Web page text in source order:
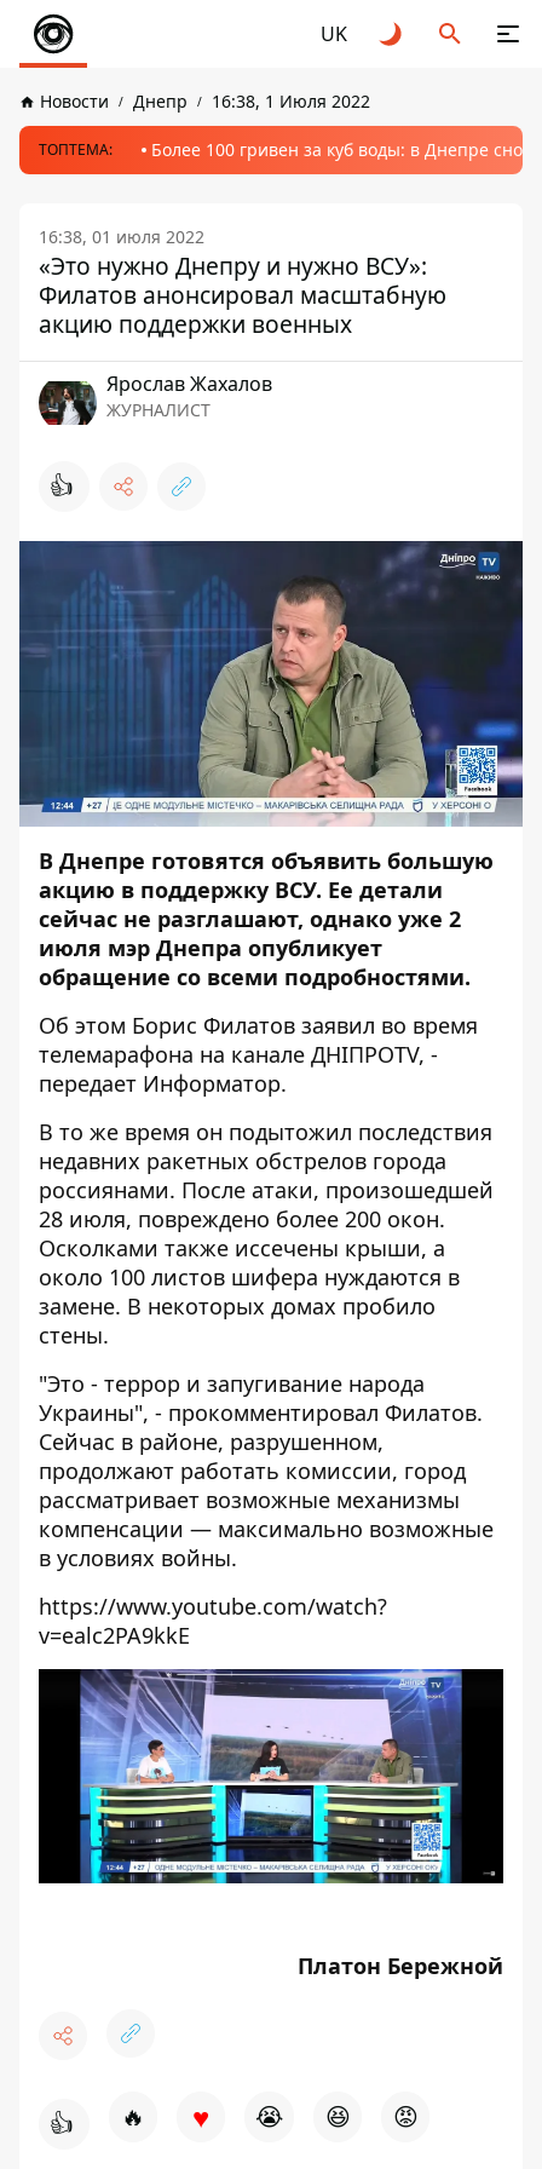
UK
Новости Днепр 16:38, 1 Июля 2022
ТОПТЕМА: Более 100 гривен за куб воды: в Днепре
16:38, 01 июля 2022
«Это нужно Днепру и нужно ВСУ»:
Филатов анонсировал масштабную
акцию поддержки военных
Ярослав Жахалов
ЖУРНАЛИСТ
👍
В Днепре готовятся объявить большую
акцию в поддержку ВСУ. Ее детали
сейчас не разглашают, однако уже 2
июля мэр Днепра опубликует
обращение со всеми подробностями.
Об этом Борис Филатов заявил во время
телемарафона на канале ДНІПРОTV, -
передает Информатор.
В то же время он подытожил последствия
недавних ракетных обстрелов города
россиянами. После атаки, произошедшей
28 июля, повреждено более 200 окон.
Осколками также иссечены крыши, а
около 100 листов шифера нуждаются в
замене. В некоторых домах пробило
стены.
"Это - террор и запугивание народа
Украины", - прокомментировал Филатов.
Сейчас в районе, разрушенном,
продолжают работать комиссии, город
рассматривает возможные механизмы
компенсации — максимально возможные
в условиях войны.
https://www.youtube.com/watch?
v=ealc2PA9kkE
Платон Бережной
👍 🔥 ♥ 😭 😆 😡